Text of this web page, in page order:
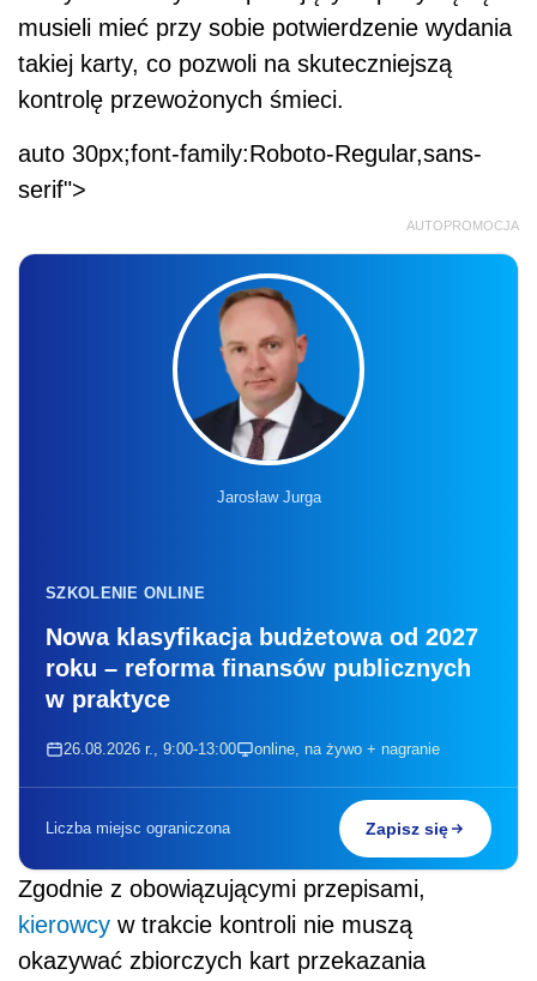
musieli mieć przy sobie potwierdzenie wydania
takiej karty, co pozwoli na skuteczniejszą
kontrolę przewożonych śmieci.
auto 30px;font-family:Roboto-Regular,sans-
serif">
AUTOPROMOCJA
Jarosław Jurga
SZKOLENIE ONLINE
Nowa klasyfikacja budżetowa od 2027
roku – reforma finansów publicznych
w praktyce
26.08.2026 r., 9:00-13:00 online, na żywo + nagranie
Liczba miejsc ograniczona Zapisz się
Zgodnie z obowiązującymi przepisami,
kierowcy w trakcie kontroli nie muszą
okazywać zbiorczych kart przekazania